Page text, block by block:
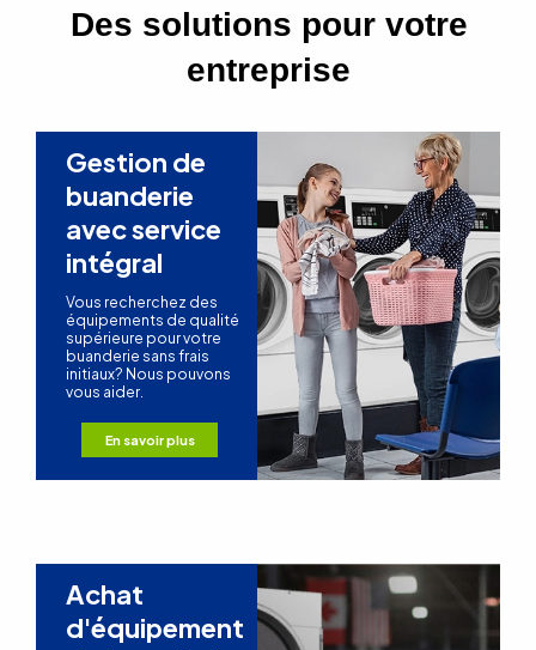
Des solutions pour votre
entreprise
Gestion de
buanderie
avec service
intégral
Vous recherchez des
équipements de qualité
supérieure pour votre
buanderie sans frais
initiaux? Nous pouvons
vous aider.
En savoir plus
Achat
d'équipement